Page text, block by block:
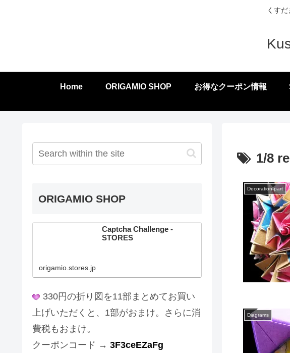
くす
Home ORIGAMIO SHOP お得なクーポン情報
1/8
Decoration-part
Diagrams
ORIGAMIO SHOP
Captcha Challenge -
STORES
origamio.stores.jp
330円の折り図を11部まとめてお買い
上げいただくと、1部がおまけ。さらに消
費税もおまけ。
クーポンコード → 3F3ceEZaFg